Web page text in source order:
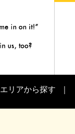
エリアから探す